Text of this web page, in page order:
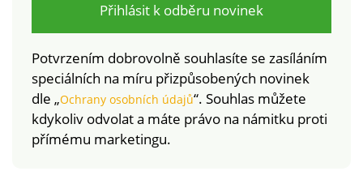
Přihlásit k odběru novinek
Potvrzením dobrovolně souhlasíte se zasíláním
speciálních na míru přizpůsobených novinek
dle „Ochrany osobních údajů“. Souhlas můžete
kdykoliv odvolat a máte právo na námitku proti
přímému marketingu.